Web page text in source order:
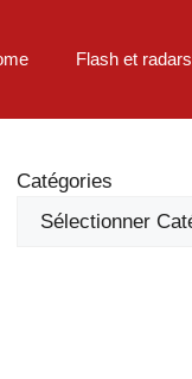
Flash et radars
Catégories